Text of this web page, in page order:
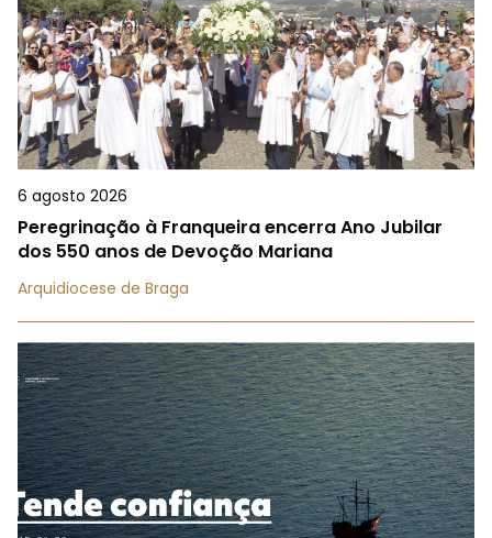
6 agosto 2026
Peregrinação à Franqueira encerra Ano Jubilar
dos 550 anos de Devoção Mariana
Arquidiocese de Braga